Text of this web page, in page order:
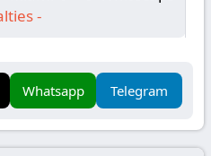
-
Whatsapp Telegram